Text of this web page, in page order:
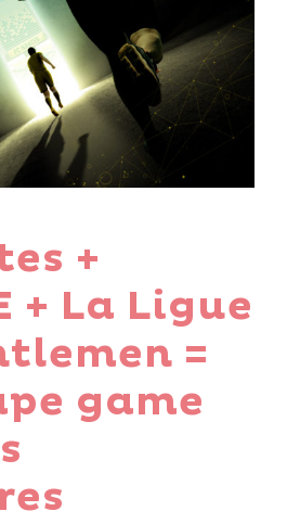
+
+ La Ligue
=
game